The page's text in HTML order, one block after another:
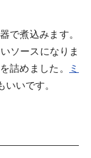
で煮込みます。
ソースになりま
詰めました。
ミ
いいです。